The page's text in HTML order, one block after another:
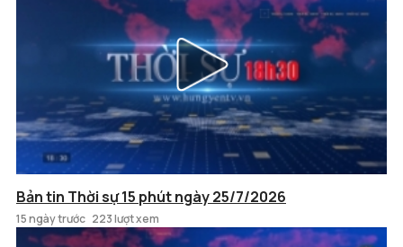
Bản tin Thời sự 15 phút ngày 25/7/2026
15 ngày trước 223 lượt xem